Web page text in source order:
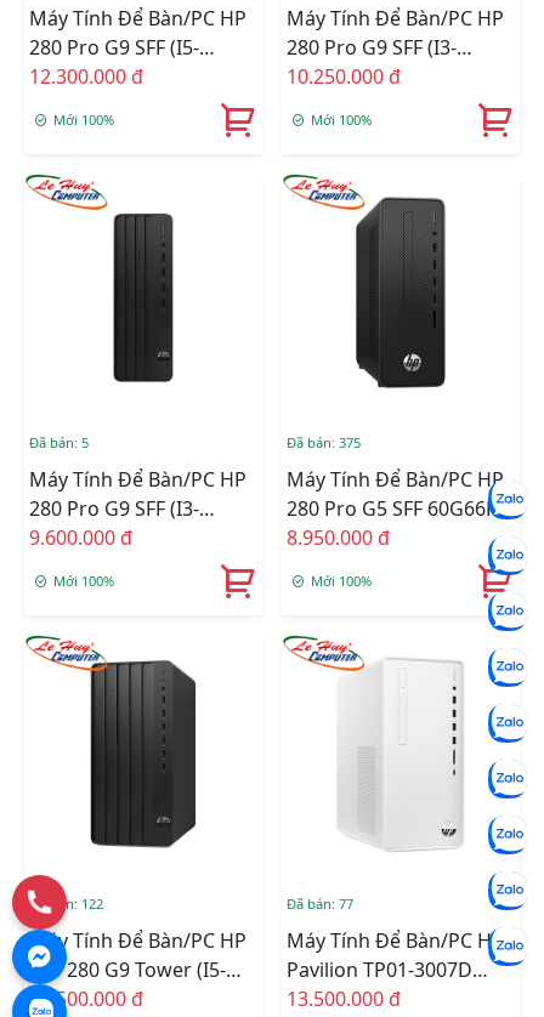
Máy Tính Để Bàn/PC HP
280 Pro G9 SFF (i5-
12500/4GB
RAM/256GSSD/WL+BT/K+M/Win
11) (72K91PA)
12.300.000 đ
Mới 100%
Máy Tính Để Bàn/PC HP
280 Pro G9 SFF (i3-
12100/8GB
RAM/256GSSD/WL+BT/
11) (72K90PA)
10.250.000 đ
Mới 100%
Đã bán: 5
Máy Tính Để Bàn/PC HP
280 Pro G9 SFF (i3-
12100/4GB
RAM/256GSSD/WL+BT/K+M/Win
11) (72K89PA)
9.600.000 đ
Mới 100%
Đã bán: 375
Máy Tính Để Bàn/PC HP
280 Pro G5 SFF 60G66PA
(Core I3-
10105(4*3.7)/4GD4/
ĐEN/W11SL)
8.950.000 đ
Mới 100%
Đã bán: 122
Máy Tính Để Bàn/PC HP
Pro 280 G9 Tower (i5-
12500/8GB RAM/512GB
12.500.000 đ
Đã bán: 77
Máy Tính Để Bàn/PC HP
Pavilion TP01-3007D
6K7A7PA (Core I5 12400/
13.500.000 đ